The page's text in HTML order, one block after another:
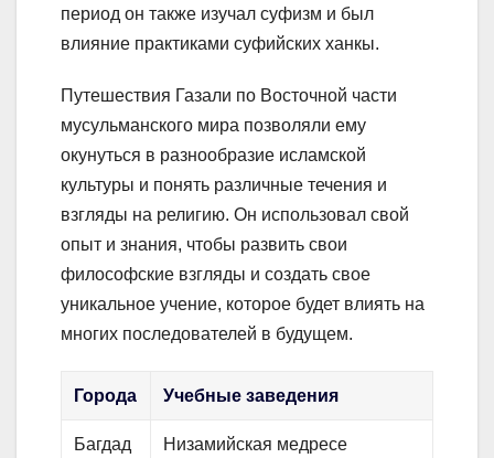
период он также изучал суфизм и был
влияние практиками суфийских ханкы.
Путешествия Газали по Восточной части
мусульманского мира позволяли ему
окунуться в разнообразие исламской
культуры и понять различные течения и
взгляды на религию. Он использовал свой
опыт и знания, чтобы развить свои
философские взгляды и создать свое
уникальное учение, которое будет влиять на
многих последователей в будущем.
Города Учебные заведения
Багдад Низамийская медресе